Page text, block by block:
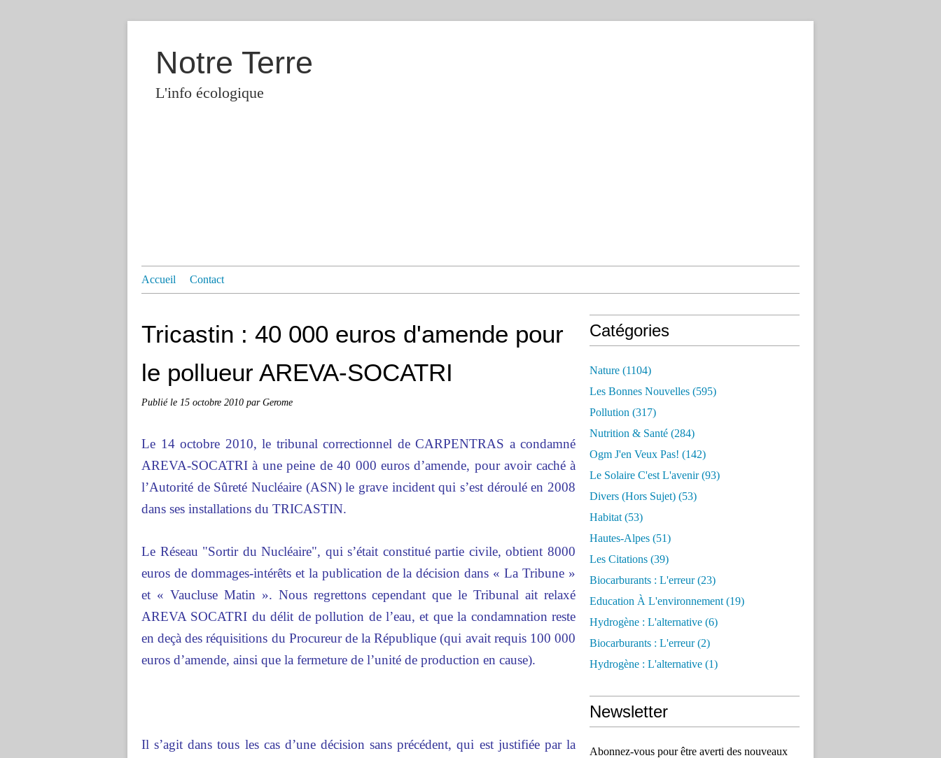
Notre Terre
L'info écologique
Accueil Contact
Tricastin : 40 000 euros d'amende pour
le pollueur AREVA-SOCATRI
Publié le 15 octobre 2010 par Gerome
Le 14 octobre 2010, le tribunal correctionnel de CARPENTRAS a condamné
AREVA-SOCATRI à une peine de 40 000 euros d’amende, pour avoir caché à
l’Autorité de Sûreté Nucléaire (ASN) le grave incident qui s’est déroulé en 2008
dans ses installations du TRICASTIN.
Le Réseau "Sortir du Nucléaire", qui s’était constitué partie civile, obtient 8000
euros de dommages-intérêts et la publication de la décision dans « La Tribune »
et « Vaucluse Matin ». Nous regrettons cependant que le Tribunal ait relaxé
AREVA SOCATRI du délit de pollution de l’eau, et que la condamnation reste
en deçà des réquisitions du Procureur de la République (qui avait requis 100 000
euros d’amende, ainsi que la fermeture de l’unité de production en cause).
Il s’agit dans tous les cas d’une décision sans précédent, qui est justifiée par la
Catégories
Nature (1104)
Les Bonnes Nouvelles (595)
Pollution (317)
Nutrition & Santé (284)
Ogm J'en Veux Pas! (142)
Le Solaire C'est L'avenir(93)
Divers (hors Sujet) (53)
Habitat (53)
Hautes-Alpes (51)
Les Citations (39)
Biocarburants : L'erreur(23)
Education À L'environnement (19)
Hydrogène : L'alternative (6)
Biocarburants : L'erreur(2)
Hydrogène : L'alternative (1)
Newsletter
Abonnez-vous pour être averti des nouveaux